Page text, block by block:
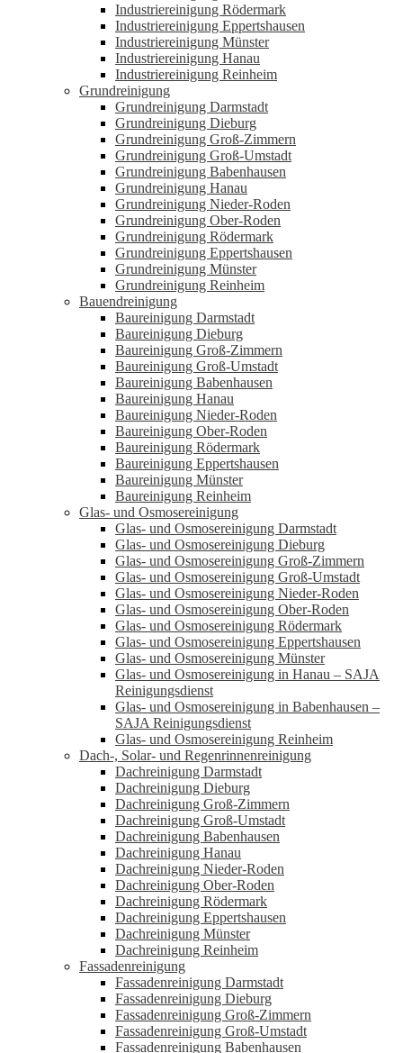
Industriereinigung Rödermark
Industriereinigung Eppertshausen
Industriereinigung Münster
Industriereinigung Hanau
Industriereinigung Reinheim
Grundreinigung
Grundreinigung Darmstadt
Grundreinigung Dieburg
Grundreinigung Groß-Zimmern
Grundreinigung Groß-Umstadt
Grundreinigung Babenhausen
Grundreinigung Hanau
Grundreinigung Nieder-Roden
Grundreinigung Ober-Roden
Grundreinigung Rödermark
Grundreinigung Eppertshausen
Grundreinigung Münster
Grundreinigung Reinheim
Bauendreinigung
Baureinigung Darmstadt
Baureinigung Dieburg
Baureinigung Groß-Zimmern
Baureinigung Groß-Umstadt
Baureinigung Babenhausen
Baureinigung Hanau
Baureinigung Nieder-Roden
Baureinigung Ober-Roden
Baureinigung Rödermark
Baureinigung Eppertshausen
Baureinigung Münster
Baureinigung Reinheim
Glas- und Osmosereinigung
Glas- und Osmosereinigung Darmstadt
Glas- und Osmosereinigung Dieburg
Glas- und Osmosereinigung Groß-Zimmern
Glas- und Osmosereinigung Groß-Umstadt
Glas- und Osmosereinigung Nieder-Roden
Glas- und Osmosereinigung Ober-Roden
Glas- und Osmosereinigung Rödermark
Glas- und Osmosereinigung Eppertshausen
Glas- und Osmosereinigung Münster
Glas- und Osmosereinigung in Hanau – SAJA
Reinigungsdienst
Glas- und Osmosereinigung in Babenhausen –
SAJA Reinigungsdienst
Glas- und Osmosereinigung Reinheim
Dach-, Solar- und Regenrinnenreinigung
Dachreinigung Darmstadt
Dachreinigung Dieburg
Dachreinigung Groß-Zimmern
Dachreinigung Groß-Umstadt
Dachreinigung Babenhausen
Dachreinigung Hanau
Dachreinigung Nieder-Roden
Dachreinigung Ober-Roden
Dachreinigung Rödermark
Dachreinigung Eppertshausen
Dachreinigung Münster
Dachreinigung Reinheim
Fassadenreinigung
Fassadenreinigung Darmstadt
Fassadenreinigung Dieburg
Fassadenreinigung Groß-Zimmern
Fassadenreinigung Groß-Umstadt
Fassadenreinigung Babenhausen